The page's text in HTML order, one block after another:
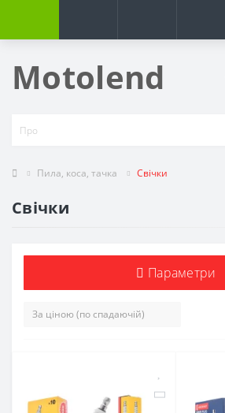
Motolend
Пила, коса, тачка Свічки
Свічки
Параметри